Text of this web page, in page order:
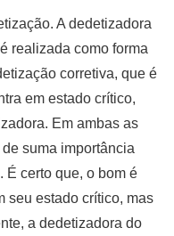
A dedetizadora
realizada como forma
corretiva, que é
em estado crítico,
Em ambas as
suma importância
É certo que, o bom é
seu estado crítico, mas
a dedetizadora do